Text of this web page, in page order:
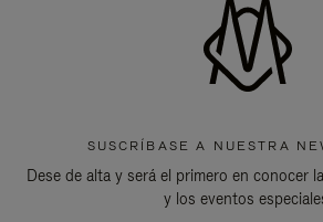
SUSCRÍBASE A NUESTRA
Dese de alta y será el primero en conocer
y los eventos